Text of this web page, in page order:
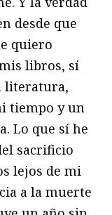
desde que
quiero
libros, sí
literatura,
tiempo y un
Lo que sí he
sacrificio
lejos de mi
a la muerte